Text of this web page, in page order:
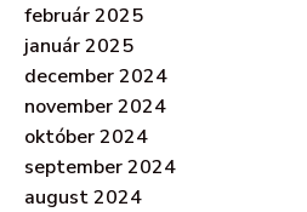
február 2025
január 2025
december 2024
november 2024
október 2024
september 2024
august 2024